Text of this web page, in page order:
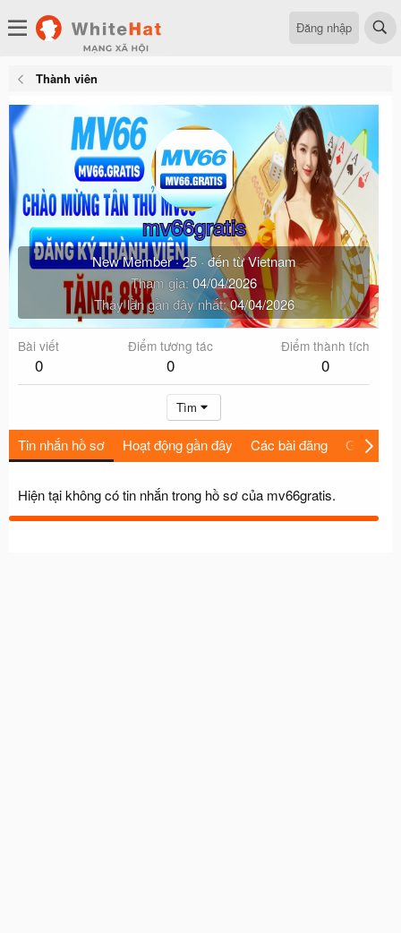
Đăng nhập
Thành viên
mv66gratis
New Member ·25 · đến từVietnam
Tham gia 04/04/2026
Thấy lần gần đây nhất 04/04/2026
Bài viết
0
Điểm tương tác
0
Điểm thành tích
0
Tìm
Tin nhắn hồ sơ Hoạt động gần đây Các bài đăng Giới thiệu
Hiện tại không có tin nhắn trong hồ sơ của mv66gratis.